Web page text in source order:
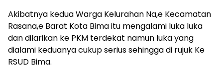
Akibatnya kedua Warga Kelurahan Na,e Kecamatan
Rasana,e Barat Kota Bima itu mengalami luka luka
dan dilarikan ke PKM terdekat namun luka yang
dialami keduanya cukup serius sehingga di rujuk Ke
RSUD Bima.